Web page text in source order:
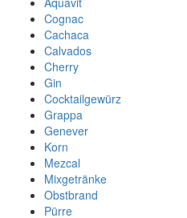
Cognac
Cachaca
Calvados
Cherry
Gin
Cocktailgewürz
Grappa
Genever
Korn
Mezcal
Mixgetränke
Obstbrand
Pürre